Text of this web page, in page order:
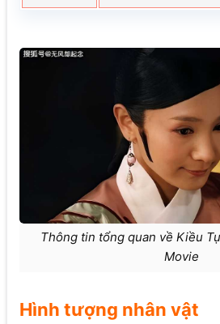
Thông tin tổng quan về Kiều
Movie
Hình tượng nhân vật